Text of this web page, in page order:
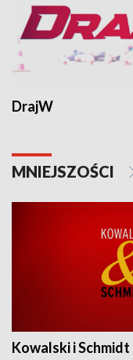
DrajW
MNIEJSZOŚCI
Kowalski i Schmidt